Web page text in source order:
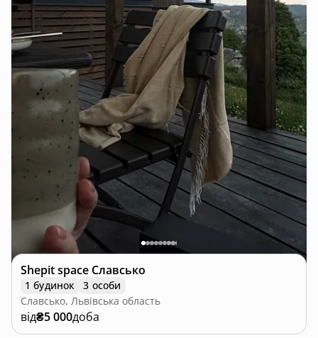
Shepit space Славсько
1 будинок
3 особи
Славсько, Львівська область
від₴5 000доба